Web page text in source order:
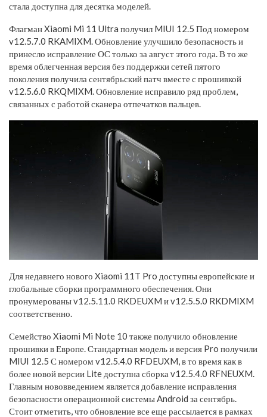
стала доступна для десятка моделей.
Флагман Xiaomi Mi 11 Ultra получил MIUI 12.5 Под номером
v12.5.7.0 RKAMIXM. Обновление улучшило безопасность и
принесло исправление ОС только за август этого года. В то же
время облегченная версия без поддержки сетей пятого
поколения получила сентябрьский патч вместе с прошивкой
v12.5.6.0 RKQMIXM. Обновление исправило ряд проблем,
связанных с работой сканера отпечатков пальцев.
Для недавнего нового Xiaomi 11T Pro доступны европейские и
глобальные сборки программного обеспечения. Они
пронумерованы v12.5.11.0 RKDEUXM и v12.5.5.0 RKDMIXM
соответственно.
Семейство Xiaomi Mi Note 10 также получило обновление
прошивки в Европе. Стандартная модель и версия Pro получили
MIUI 12.5 С номером v12.5.4.0 RFDEUXM, в то время как в
более новой версии Lite доступна сборка v12.5.4.0 RFNEUXM.
Главным нововведением является добавление исправления
безопасности операционной системы Android за сентябрь.
Стоит отметить, что обновление все еще рассылается в рамках